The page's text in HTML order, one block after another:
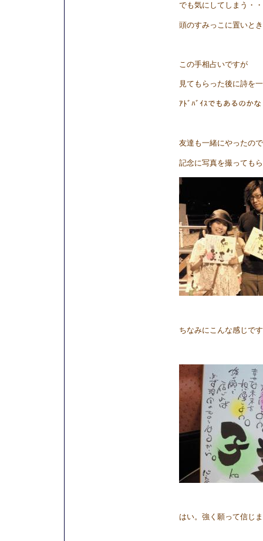
でも気にしてしまう・
頭のすみっこに置いと
この手相占いですが
見てもらった後に詩を
ｱﾄﾞﾊﾞｲｽでもあるのかな
友達も一緒にやったので
記念に写真を撮っても
ちなみにこんな感じで
はい。強く願って信じ